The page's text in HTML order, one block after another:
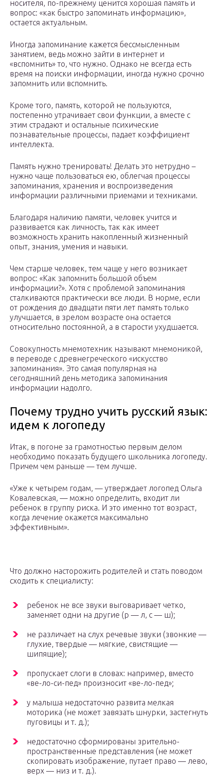
носителя, по-прежнему ценится хорошая память и
вопрос: «как быстро запоминать информацию»,
остается актуальным.
Иногда запоминание кажется бессмысленным
занятием, ведь можно зайти в интернет и
«вспомнить» то, что нужно. Однако не всегда есть
время на поиски информации, иногда нужно срочно
запомнить или вспомнить.
Кроме того, память, которой не пользуются,
постепенно утрачивает свои функции, а вместе с
этим страдают и остальные психические
познавательные процессы, падает коэффициент
интеллекта.
Память нужно тренировать! Делать это нетрудно –
нужно чаще пользоваться ею, облегчая процессы
запоминания, хранения и воспроизведения
информации различными приемами и техниками.
Благодаря наличию памяти, человек учится и
развивается как личность, так как имеет
возможность хранить накопленный жизненный
опыт, знания, умения и навыки.
Чем старше человек, тем чаще у него возникает
вопрос: «Как запомнить большой объем
информации?». Хотя с проблемой запоминания
сталкиваются практически все люди. В норме, если
от рождения до двадцати пяти лет память только
улучшается, в зрелом возрасте она остается
относительно постоянной, а в старости ухудшается.
Совокупность мнемотехник называют мнемоникой,
в переводе с древнегреческого «искусство
запоминания». Это самая популярная на
сегодняшний день методика запоминания
информации надолго.
Почему трудно учить русский язык:
идем к логопеду
Итак, в погоне за грамотностью первым делом
необходимо показать будущего школьника логопеду.
Причем чем раньше — тем лучше.
«Уже к четырем годам, — утверждает логопед Ольга
Ковалевская, — можно определить, входит ли
ребенок в группу риска. И это именно тот возраст,
когда лечение окажется максимально
эффективным».
Что должно насторожить родителей и стать поводом
сходить к специалисту:
ребенок не все звуки выговаривает четко,
заменяет одни на другие (р — л, с — ш);
не различает на слух речевые звуки (звонкие —
глухие, твердые — мягкие, свистящие —
шипящие);
пропускает слоги в словах: например, вместо
«ве-ло-си-пед» произносит «ве-ло-пед»;
у малыша недостаточно развита мелкая
моторика (не может завязать шнурки, застегнуть
пуговицы и т. д.);
недостаточно сформированы зрительно-
пространственные представления (не может
скопировать изображение, путает право — лево,
верх — низ и т. д.).